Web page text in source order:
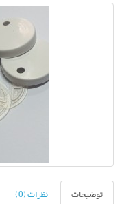
توضیحات
نظرات (0)